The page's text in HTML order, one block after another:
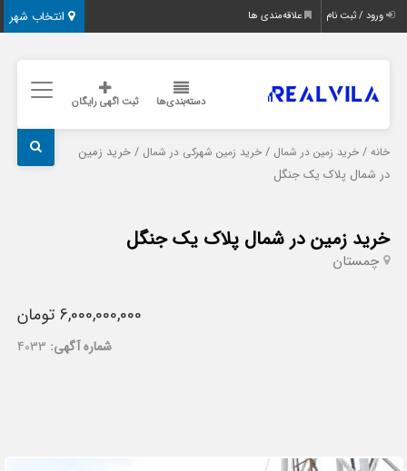
انتخاب شهر ورود / ثبت نام علاقه‌مندی ها
دسته‌بندی‌ها ثبت اگهی رایگان
خانه /خرید زمین در شمال /خرید زمین شهرکی در شمال / خرید زمین
در شمال پلاک یک جنگل
خرید زمین در شمال پلاک یک جنگل
چمستان
6,000,000,000 تومان
شماره آگهی: 4033